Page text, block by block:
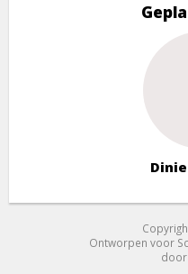
Ontworpen voor
door